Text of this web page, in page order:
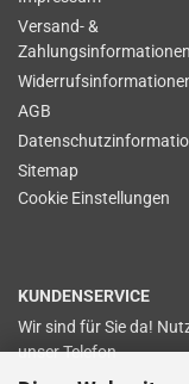
Versand- &
Zahlungsinformationen
AGB
Sitemap
Cookie Einstellungen
KUNDENSERVICE
Wir sind für Sie da!
unser Telefon